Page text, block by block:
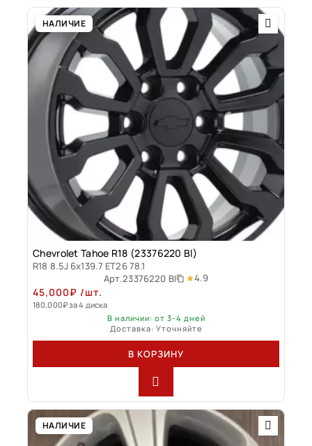
НАЛИЧИЕ
Chevrolet Tahoe R18 (23376220 Bl)
R18 8.5J 6x139.7 ET26 78.1
Арт.23376220 Bl 4.9
45,000₽ /шт.
180,000₽за 4 диска
В наличии: от 3-4 дней
Доставка: Уточняйте
В КОРЗИНУ
НАЛИЧИЕ